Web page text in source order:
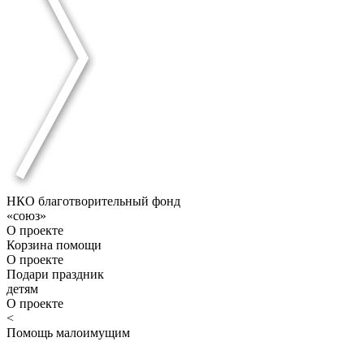
НКО благотворительный фонд
«союз»
О проекте
Корзина помощи
О проекте
Подари праздник
детям
О проекте
<
Помощь малоимущим